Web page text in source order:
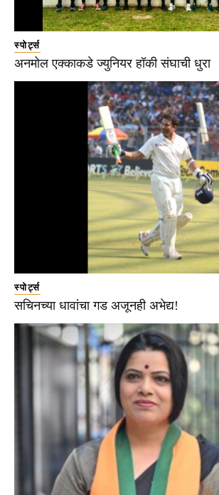
स्पोर्ट्स
अनमोल एक्काकडे ज्युनियर हॉकी संघाची धुरा
स्पोर्ट्स
सचिनच्या धावांचा गड अजूनही अभेद्य!